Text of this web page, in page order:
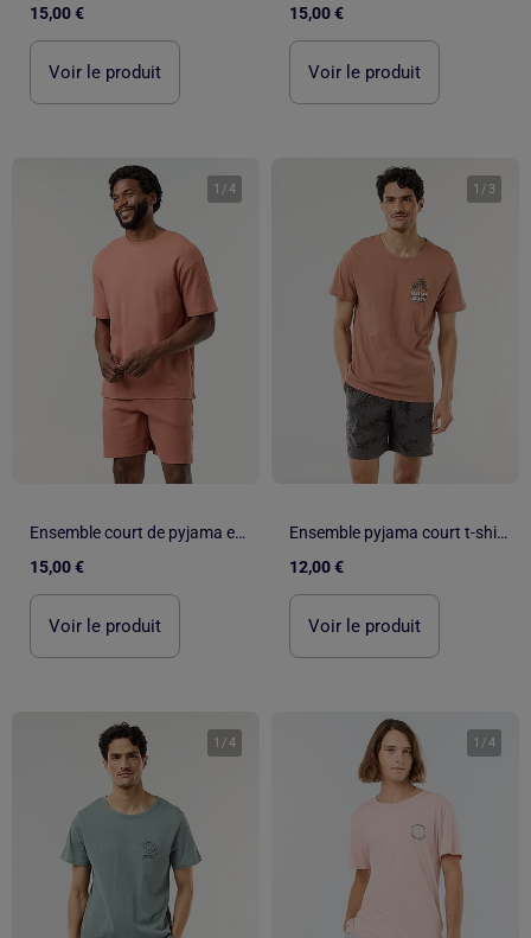
15,00 €
Voir le produit
15,00 €
Voir le produit
1 /4
Ensemble court de pyjama en nid d'abeilles - 2 pièces
15,00 €
Voir le produit
1 / 3
Ensemble pyjama court t-shirt + short - 2 pièces
12,00 €
Voir le produit
1 /4 1 /4